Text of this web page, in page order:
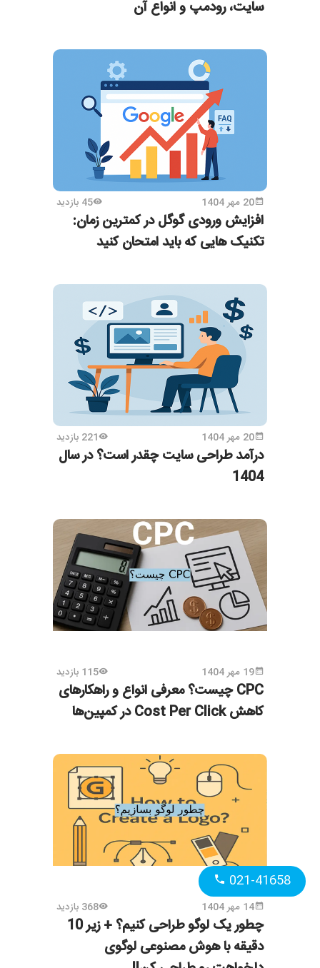
سایت، رودمپ و انواع آن
20 مهر 1404 45 بازدید
افزایش ورودی گوگل در کمترین زمان:
تکنیک‌ هایی که باید امتحان کنید
20 مهر 1404 221 بازدید
درآمد طراحی سایت چقدر است؟ در سال
1404
19 مهر 1404 115 بازدید
CPC چیست؟ معرفی انواع و راهکارهای
کاهش Cost Per Click در کمپین‌ها
14 مهر 1404 368 بازدید
چطور یک لوگو طراحی کنیم؟ + زیر 10
دقیقه با هوش مصنوعی لوگوی
021-41658